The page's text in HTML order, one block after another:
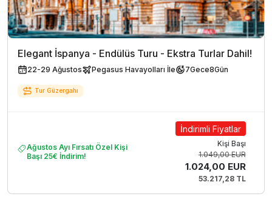
Elegant İspanya - Endülüs Turu - Ekstra Turlar Dahil!
22-29 Ağustos Pegasus Havayolları İle 7Gece8Gün
Tur Güzergahı
Ağustos Ayı Fırsatı Özel Kişi
Başı 25€ İndirim!
İndirimli Fiyatlar
Kişi Başı
1.049,00 EUR
1.024,00 EUR
53.217,28 TL